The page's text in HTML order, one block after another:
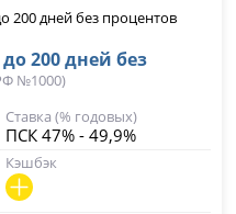
200 дней без
№1000)
Ставка (% годовых)
ПСК 47% - 49,9%
Кэшбэк